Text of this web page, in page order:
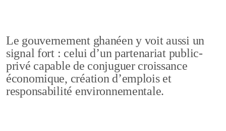
Le gouvernement ghanéen y voit aussi un
signal fort : celui d’un partenariat public-
privé capable de conjuguer croissance
économique, création d’emplois et
responsabilité environnementale.